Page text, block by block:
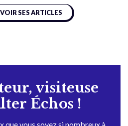
VOIR SES ARTICLES
visiteuse
Échos !